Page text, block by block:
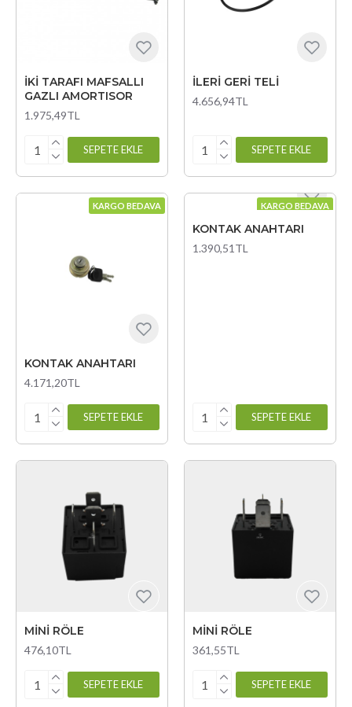
İKİ TARAFI MAFSALLI
GAZLI AMORTISOR
1.975,49TL
SEPETE EKLE
İLERİ GERİ TELİ
4.656,94TL
SEPETE EKLE
KARGO BEDAVA
KONTAK ANAHTARI
4.171,20TL
SEPETE EKLE
KARGO BEDAVA
KONTAK ANAHTARI
1.390,51TL
SEPETE EKLE
MİNİ RÖLE
476,10TL
SEPETE EKLE
MİNİ RÖLE
361,55TL
SEPETE EKLE